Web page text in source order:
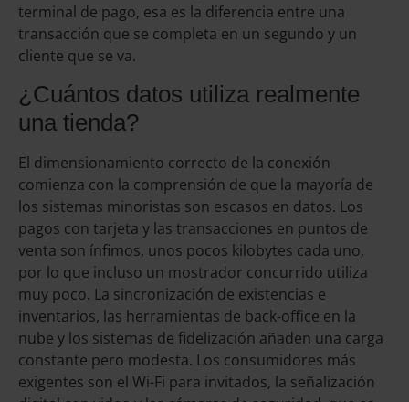
terminal de pago, esa es la diferencia entre una
transacción que se completa en un segundo y un
cliente que se va.
¿Cuántos datos utiliza realmente
una tienda?
El dimensionamiento correcto de la conexión
comienza con la comprensión de que la mayoría de
los sistemas minoristas son escasos en datos. Los
pagos con tarjeta y las transacciones en puntos de
venta son ínfimos, unos pocos kilobytes cada uno,
por lo que incluso un mostrador concurrido utiliza
muy poco. La sincronización de existencias e
inventarios, las herramientas de back-office en la
nube y los sistemas de fidelización añaden una carga
constante pero modesta. Los consumidores más
exigentes son el Wi-Fi para invitados, la señalización